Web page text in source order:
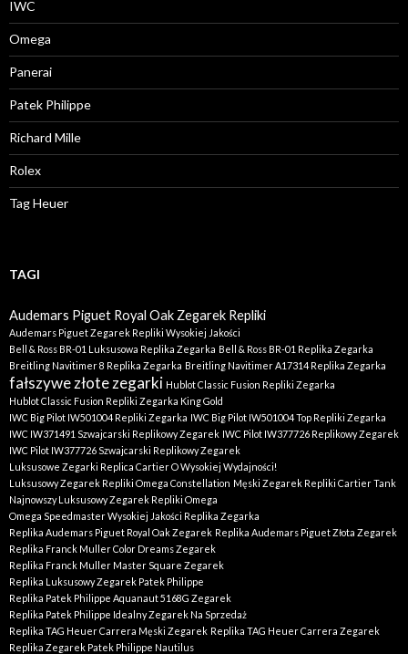
IWC
Omega
Panerai
Patek Philippe
Richard Mille
Rolex
Tag Heuer
TAGI
Audemars Piguet Royal Oak Zegarek Repliki
Audemars Piguet Zegarek Repliki Wysokiej Jakości
Bell & Ross BR-01 Luksusowa Replika Zegarka Bell & Ross BR-01 Replika Zegarka
Breitling Navitimer 8 Replika Zegarka Breitling Navitimer A17314 Replika Zegarka
fałszywe złote zegarki Hublot Classic Fusion Repliki Zegarka
Hublot Classic Fusion Repliki Zegarka King Gold
IWC Big Pilot IW501004 Repliki Zegarka IWC Big Pilot IW501004 Top Repliki Zegarka
IWC IW371491 Szwajcarski Replikowy Zegarek IWC Pilot IW377726 Replikowy Zegarek
IWC Pilot IW377726 Szwajcarski Replikowy Zegarek
Luksusowe Zegarki Replica Cartier O Wysokiej Wydajności!
Luksusowy Zegarek Repliki Omega Constellation Męski Zegarek Repliki Cartier Tank
Najnowszy Luksusowy Zegarek Repliki Omega
Omega Speedmaster Wysokiej Jakości Replika Zegarka
Replika Audemars Piguet Royal Oak Zegarek Replika Audemars Piguet Złota Zegarek
Replika Franck Muller Color Dreams Zegarek
Replika Franck Muller Master Square Zegarek
Replika Luksusowy Zegarek Patek Philippe
Replika Patek Philippe Aquanaut 5168G Zegarek
Replika Patek Philippe Idealny Zegarek Na Sprzedaż
Replika TAG Heuer Carrera Męski Zegarek Replika TAG Heuer Carrera Zegarek
Replika Zegarek Patek Philippe Nautilus